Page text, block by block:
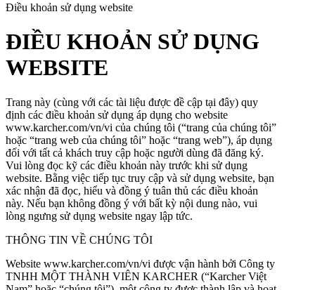
Điều khoản sử dụng website
ĐIỀU KHOẢN SỬ DỤNG
WEBSITE
Trang này (cùng với các tài liệu được đề cập tại đây) quy
định các điều khoản sử dụng áp dụng cho website
www.karcher.com/vn/vi của chúng tôi (“trang của chúng tôi”
hoặc “trang web của chúng tôi” hoặc “trang web”), áp dụng
đối với tất cả khách truy cập hoặc người dùng đã đăng ký.
Vui lòng đọc kỹ các điều khoản này trước khi sử dụng
website. Bằng việc tiếp tục truy cập và sử dụng website, bạn
xác nhận đã đọc, hiểu và đồng ý tuân thủ các điều khoản
này. Nếu bạn không đồng ý với bất kỳ nội dung nào, vui
lòng ngưng sử dụng website ngay lập tức.
THÔNG TIN VỀ CHÚNG TÔI
Website www.karcher.com/vn/vi được vận hành bởi Công ty
TNHH MỘT THÀNH VIÊN KARCHER (“Karcher Việt